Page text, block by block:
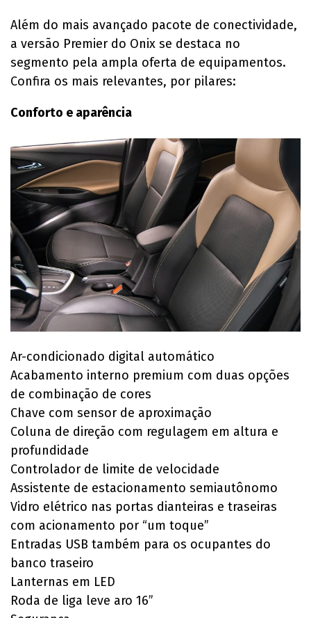
Além do mais avançado pacote de conectividade,
a versão Premier do Onix se destaca no
segmento pela ampla oferta de equipamentos.
Confira os mais relevantes, por pilares:
Conforto e aparência
Ar-condicionado digital automático
Acabamento interno premium com duas opções
de combinação de cores
Chave com sensor de aproximação
Coluna de direção com regulagem em altura e
profundidade
Controlador de limite de velocidade
Assistente de estacionamento semiautônomo
Vidro elétrico nas portas dianteiras e traseiras
com acionamento por “um toque”
Entradas USB também para os ocupantes do
banco traseiro
Lanternas em LED
Roda de liga leve aro 16”